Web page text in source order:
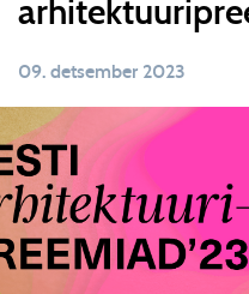
09. detsember 2023